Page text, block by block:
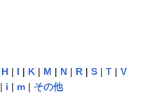
H | I | K | M | N | R | S | T | V
| i | m | その他